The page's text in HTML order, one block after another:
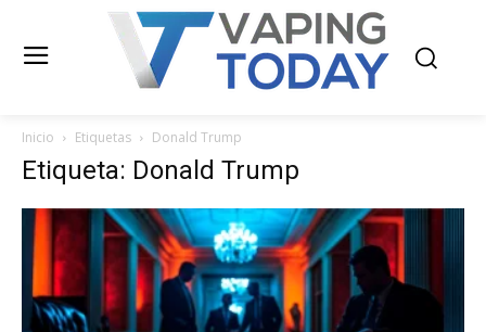
Inicio Etiquetas Donald Trump
Etiqueta: Donald Trump